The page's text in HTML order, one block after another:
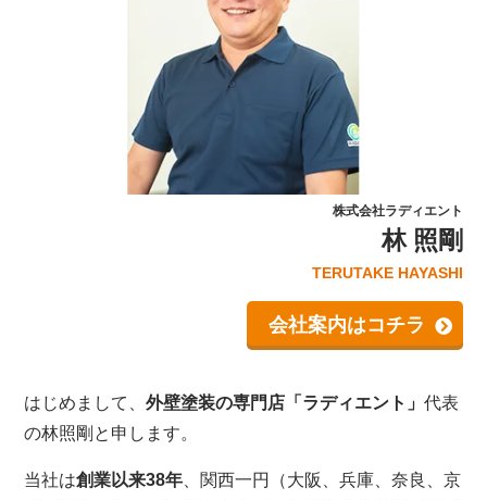
株式会社ラディエント
林 照剛
TERUTAKE HAYASHI
会社案内はコチラ
はじめまして、外壁塗装の専門店「ラディエント」代表
の林照剛と申します。
当社は創業以来38年 、関西一円（大阪、兵庫、奈良、京